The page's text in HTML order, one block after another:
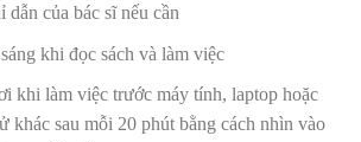
của bác sĩ nếu cần
khi đọc sách và làm việc
khi làm việc trước máy tính, laptop hoặc
khác sau mỗi 20 phút bằng cách nhìn vào